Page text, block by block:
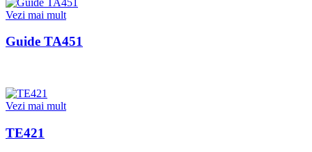
Vezi mai mult
Guide TA451
Vezi mai mult
TE421